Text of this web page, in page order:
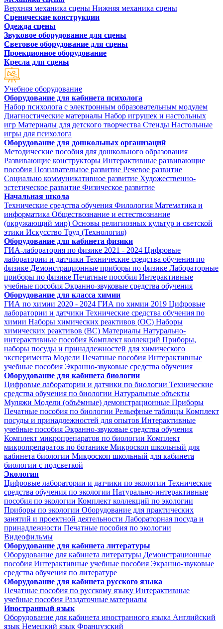
Верхняя механика сцены Нижняя механика сцены
Сценические конструкции
Одежда сцены
Звуковое оборудование для сцены
Световое оборудование для сцены
Проекционное оборудование
Кресла для сцены
Учебное оборудование
Оборудование для кабинета психолога
Набор психолога с электронным образовательным модулем
Диагностические материалы Набор игрушек и настольных
игр Материалы для детского творчества Стенды Настольные
игры для психолога
Оборудование для дошкольных организаций
Методические пособия для дошкольного образования
Развивающие конструкторы Интерактивные развивающие
пособия Познавательное развитие Речевое развитие
Социально коммуникативное развитие Художественно-
эстетическое развитие Физическое развитие
Начальная школа
Технические средства обучения Филология Математика и
информатика Обществознание и естествознание
(окружающий мир) Основы религиозных культур и светской
этики Искусство Труд (Технология)
Оборудование для кабинета физики
ГИА-лаборатория по физике 2021 - 2024 Цифровые
лаборатории и датчики Технические средства обучения по
физике Демонстрационные приборы по физике Лабораторные
приборы по физике Печатные пособия Интерактивные
учебные пособия Экранно-звуковые средства обучения
Оборудование для класса химии
ГИА по химии 2020 - 2024 ГИА по химии 2019 Цифровые
лаборатории и датчики Технические средства обучения по
химии Наборы химических реактивов (ОС) Наборы
химических реактивов (ВС) Материалы Натурально-
интерактивные пособия Комплект коллекций Приборы,
наборы посуды и принадлежностей для химического
эксперимента Модели Печатные пособия Интерактивные
учебные пособия Экранно-звуковые средства обучения
Оборудование для кабинета биологии
Цифровые лаборатории и датчики по биологии Технические
средства обучения по биологии Натуральные объекты
Муляжи Модели (объёмные) демонстрационные Приборы
Печатные пособия по биологии Рельефные таблицы Комплект
посуды и принадлежностей для опытов Интерактивные
учебные пособия Экранно-звуковые средства обучения
Комплект микропрепаратов по биологии Комплект
микропрепаратов по ботанике Микроскоп школьный для
кабинета биологии Микроскоп школьный для кабинета
биологии с подсветкой
Экология
Цифровые лаборатории и датчики по экологии Технические
средства обучения по экологии Натурально-интерактивные
пособия по экологии Комплект коллекций по экологии
Приборы по экологии Оборудование для практических
занятий и проектной деятельности Лабораторная посуда и
принадлежности Печатные пособия по экологии
Видеофильмы
Оборудование для кабинета литературы
Оборудование для кабинета литературы Демонстрационные
пособия Интерактивные учебные пособия Экранно-звуковые
средства обучения по литературе
Оборудование для кабинета русского языка
Печатные пособия по русскому языку Интерактивные
учебные пособия Раздаточные материалы
Иностранный язык
Оборудование для кабинета иностранного языка Английский
язык Немецкий язык Французский